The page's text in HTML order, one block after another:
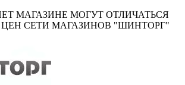
МАГАЗИНЕ МОГУТ ОТЛИЧАТЬСЯ
СЕТИ МАГАЗИНОВ "ШИНТОРГ"